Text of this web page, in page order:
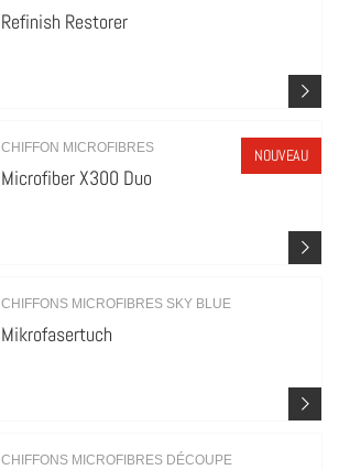
Refinish Restorer
NOUVEAU
CHIFFON MICROFIBRES
Microfiber X300 Duo
CHIFFONS MICROFIBRES SKY BLUE
Mikrofasertuch
CHIFFONS MICROFIBRES DÉCOUPE